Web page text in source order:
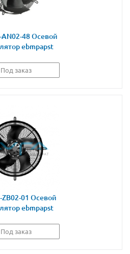
AN02-48 Осевой
ebmpapst
Под заказ
ZB02-01 Осевой
ebmpapst
Под заказ